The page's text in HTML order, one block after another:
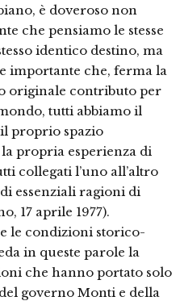
è doveroso non
che pensiamo le stesse
identico destino, ma
importante che, ferma la
originale contributo per
tutti abbiamo il
proprio spazio
propria esperienza di
collegati l’uno all’altro
essenziali ragioni di
17 aprile 1977).
le condizioni storico-
in queste parole la
che hanno portato solo
governo Monti e della